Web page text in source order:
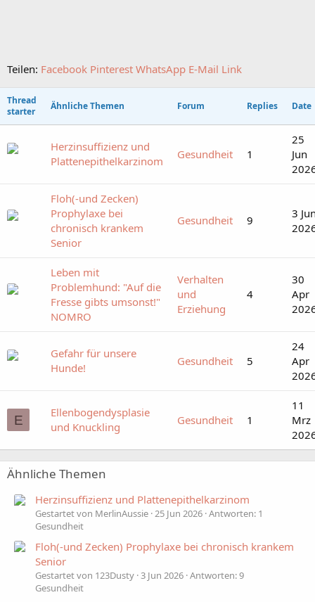
Teilen: Facebook Pinterest WhatsApp E-Mail Link
Thread
starter
Ähnliche Themen Forum Replies Date
Herzinsuffizienz und
Plattenepithelkarzinom
Gesundheit 1
25
Jun
Floh(-und Zecken)
Prophylaxe bei
chronisch krankem
Senior
Gesundheit 9
3
Leben mit
Problemhund: "Auf die
Fresse gibts umsonst!"
NOMRO
Verhalten
und
Erziehung
4
30
Apr
Gefahr für unsere
Hunde!
Gesundheit 5
24
Apr
E
Ellenbogendysplasie
und Knuckling
Gesundheit 1
11
Mrz
Ähnliche Themen
Herzinsuffizienz und Plattenepithelkarzinom
Gestartet von MerlinAussie 25 Jun 2026 Antworten: 1
Gesundheit
Floh(-und Zecken) Prophylaxe bei chronisch krankem
Senior
Gestartet von 123Dusty 3 Jun 2026 Antworten: 9
Gesundheit